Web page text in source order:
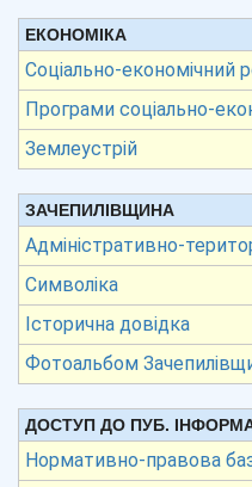
ЕКОНОМІКА
Соціально-економічний
Програми соціально-
Землеустрій
ЗАЧЕПИЛІВЩИНА
Адміністративно-
Символіка
Історична довідка
Фотоальбом
ДОСТУП ДО ПУБ.
Нормативно-правова